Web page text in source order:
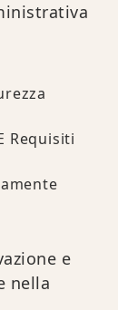
Requisiti
e
nella